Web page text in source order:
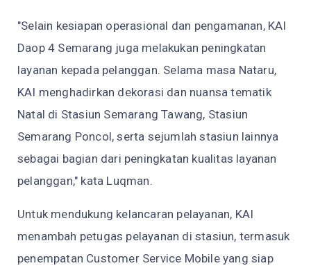
"Selain kesiapan operasional dan pengamanan, KAI
Daop 4 Semarang juga melakukan peningkatan
layanan kepada pelanggan. Selama masa Nataru,
KAI menghadirkan dekorasi dan nuansa tematik
Natal di Stasiun Semarang Tawang, Stasiun
Semarang Poncol, serta sejumlah stasiun lainnya
sebagai bagian dari peningkatan kualitas layanan
pelanggan," kata Luqman.
Untuk mendukung kelancaran pelayanan, KAI
menambah petugas pelayanan di stasiun, termasuk
penempatan Customer Service Mobile yang siap